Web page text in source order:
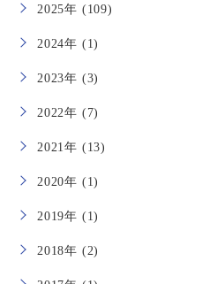
2025年 (109)
2024年 (1)
2023年 (3)
2022年 (7)
2021年 (13)
2020年 (1)
2019年 (1)
2018年 (2)